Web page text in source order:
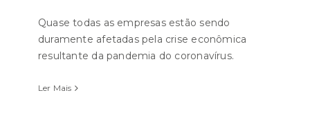
Quase todas as empresas estão sendo
duramente afetadas pela crise econômica
resultante da pandemia do coronavírus.
Ler Mais